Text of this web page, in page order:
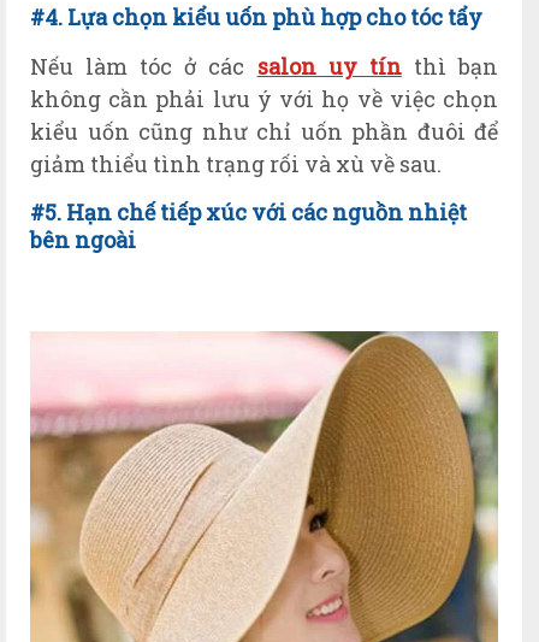
#4. Lựa chọn kiểu uốn phù hợp cho tóc tẩy
Nếu làm tóc ở các salon uy tínthì bạn
không cần phải lưu ý với họ về việc chọn
kiểu uốn cũng như chỉ uốn phần đuôi để
giảm thiểu tình trạng rối và xù về sau.
#5. Hạn chế tiếp xúc với các nguồn nhiệt
bên ngoài